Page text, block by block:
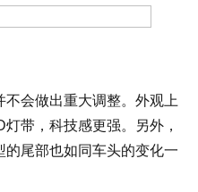
会做出重大调整。外观上
带，科技感更强。另外，
尾部也如同车头的变化一